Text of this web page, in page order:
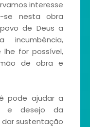
interesse
se nesta obra
de Deus a
incumbência,
for possível,
de obra e
pode ajudar a
e desejo da
dar sustentação